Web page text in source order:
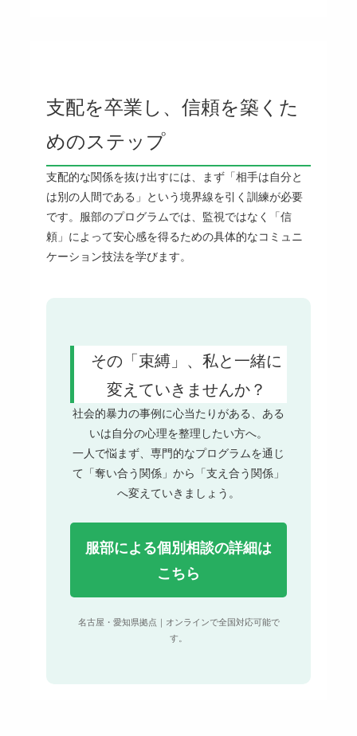
支配を卒業し、信頼を築くた
めのステップ
支配的な関係を抜け出すには、まず「相手は自分と
は別の人間である」という境界線を引く訓練が必要
です。服部のプログラムでは、監視ではなく「信
頼」によって安心感を得るための具体的なコミュニ
ケーション技法を学びます。
その「束縛」、私と一緒に
変えていきませんか？
社会的暴力の事例に心当たりがある、ある
いは自分の心理を整理したい方へ。
一人で悩まず、専門的なプログラムを通じ
て「奪い合う関係」から「支え合う関係」
へ変えていきましょう。
服部による個別相談の詳細は
こちら
名古屋・愛知県拠点｜オンラインで全国対応可能で
す。